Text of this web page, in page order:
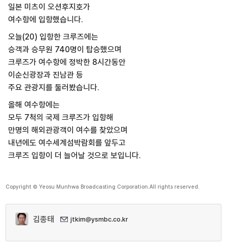
일본 미츠이 오션후지호가
여수항에 입항했습니다.
오늘(20) 입항한 크루즈에는
승객과 승무원 740명이 탑승했으며
크루즈가 여수항에 정박한 8시간동안
이순신광장과 진남관 등
주요 관광지를 둘러봤습니다.
올해 여수항에는
모두 7척의 국제 크루즈가 입항해
만명의 해외관광객이 여수를 찾았으며
내년에도 여수세계섬박람회를 앞두고
크루즈 입항이 더 늘어날 것으로 보입니다.
Copyright © Yeosu Munhwa Broadcasting Corporation.All rights reserved.
김종태 jtkim@ysmbc.co.kr